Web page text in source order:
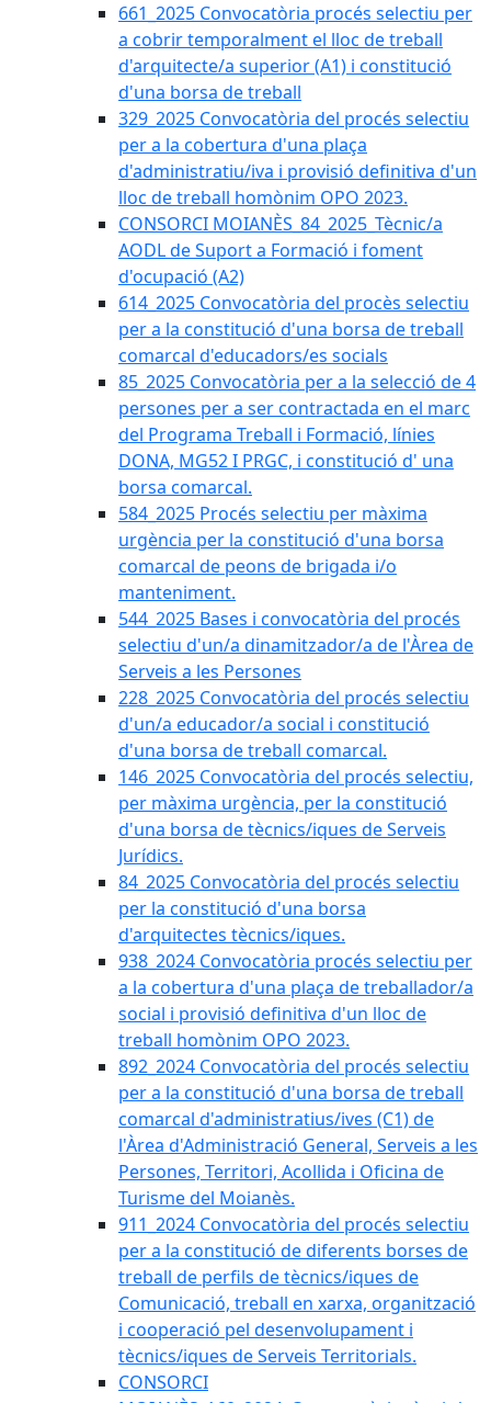
661_2025 Convocatòria procés selectiu per
a cobrir temporalment el lloc de treball
d'arquitecte/a superior (A1) i constitució
d'una borsa de treball
329_2025 Convocatòria del procés selectiu
per a la cobertura d'una plaça
d'administratiu/iva i provisió definitiva d'un
lloc de treball homònim OPO 2023.
CONSORCI MOIANÈS_84_2025_Tècnic/a
AODL de Suport a Formació i foment
d'ocupació (A2)
614_2025 Convocatòria del procès selectiu
per a la constitució d'una borsa de treball
comarcal d'educadors/es socials
85_2025 Convocatòria per a la selecció de 4
persones per a ser contractada en el marc
del Programa Treball i Formació, línies
DONA, MG52 I PRGC, i constitució d' una
borsa comarcal.
584_2025 Procés selectiu per màxima
urgència per la constitució d'una borsa
comarcal de peons de brigada i/o
manteniment.
544_2025 Bases i convocatòria del procés
selectiu d'un/a dinamitzador/a de l'Àrea de
Serveis a les Persones
228_2025 Convocatòria del procés selectiu
d'un/a educador/a social i constitució
d'una borsa de treball comarcal.
146_2025 Convocatòria del procés selectiu,
per màxima urgència, per la constitució
d'una borsa de tècnics/iques de Serveis
Jurídics.
84_2025 Convocatòria del procés selectiu
per la constitució d'una borsa
d'arquitectes tècnics/iques.
938_2024 Convocatòria procés selectiu per
a la cobertura d'una plaça de treballador/a
social i provisió definitiva d'un lloc de
treball homònim OPO 2023.
892_2024 Convocatòria del procés selectiu
per a la constitució d'una borsa de treball
comarcal d'administratius/ives (C1) de
l'Àrea d'Administració General, Serveis a les
Persones, Territori, Acollida i Oficina de
Turisme del Moianès.
911_2024 Convocatòria del procés selectiu
per a la constitució de diferents borses de
treball de perfils de tècnics/iques de
Comunicació, treball en xarxa, organització
i cooperació pel desenvolupament i
tècnics/iques de Serveis Territorials.
CONSORCI